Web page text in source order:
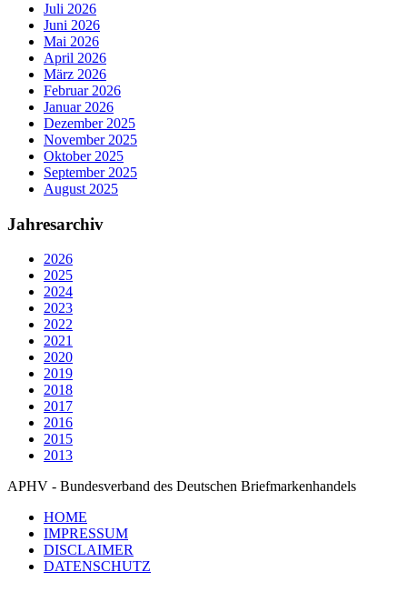
Juli 2026
Juni 2026
Mai 2026
April 2026
März 2026
Februar 2026
Januar 2026
Dezember 2025
November 2025
Oktober 2025
September 2025
August 2025
Jahresarchiv
2026
2025
2024
2023
2022
2021
2020
2019
2018
2017
2016
2015
2013
APHV - Bundesverband des Deutschen Briefmarkenhandels
HOME
IMPRESSUM
DISCLAIMER
DATENSCHUTZ